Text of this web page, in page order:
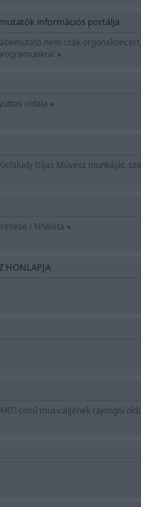
információs portálja
nem csak
»
oldala »
Díjas Művész munkáját,
/ kínálata »
HONLAPJA
című musicaljének rajongói